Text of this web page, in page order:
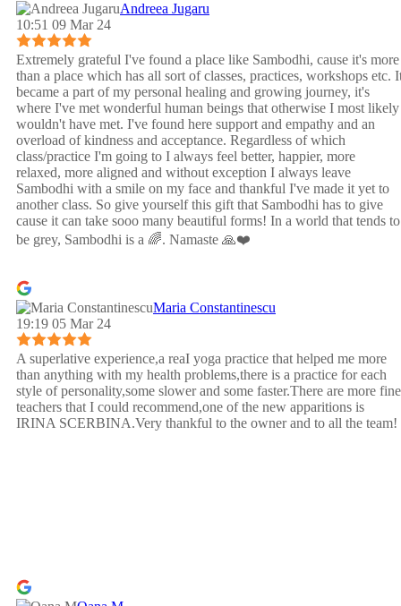
Andreea Jugaru
10:51 09 Mar 24
Extremely grateful I've found a place like Sambodhi, cause it's more
than a place which has all sort of classes, practices, workshops etc.
became a part of my personal healing and growing journey, it's
where I've met wonderful human beings that otherwise I most likely
wouldn't have met. I've found here support and empathy and an
overload of kindness and acceptance. Regardless of which
class/practice I'm going to I always feel better, happier, more
relaxed, more aligned and without exception I always leave
Sambodhi with a smile on my face and thankful I've made it yet to
another class. So give yourself this gift that Sambodhi has to give
cause it can take sooo many beautiful forms! In a world that tends to
be grey, Sambodhi is a 🌈. Namaste 🙏❤️
Maria Constantinescu
19:19 05 Mar 24
A superlative experience,a reaI yoga practice that helped me more
than anything with my health problems,there is a practice for each
style of personality,some slower and some faster.There are more fine
teachers that I could recommend,one of the new apparitions is
IRINA SCERBINA.Very thankful to the owner and to all the team!